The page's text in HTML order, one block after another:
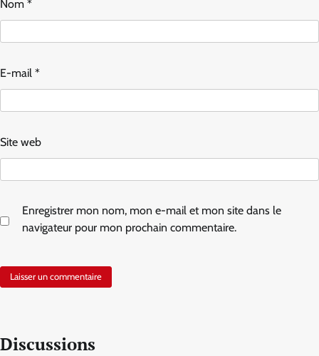
Nom *
E-mail *
Site web
Enregistrer mon nom, mon e-mail et mon site dans le
navigateur pour mon prochain commentaire.
Discussions